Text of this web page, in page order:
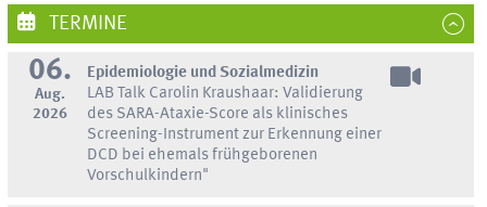
TERMINE
06.
Aug.
2026
Epidemiologie und Sozialmedizin
LAB Talk Carolin Kraushaar: Validierung
des SARA-Ataxie-Score als klinisches
Screening-Instrument zur Erkennung einer
DCD bei ehemals frühgeborenen
Vorschulkindern"